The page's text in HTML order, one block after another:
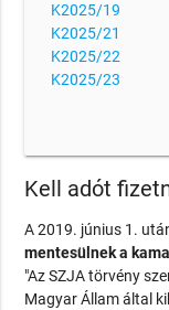
K2025/19
K2025/21
K2025/22
K2025/23
Kell adót
A 2019. június 1.
mentesülnek a
"Az SZJA törvény
Magyar Állam által